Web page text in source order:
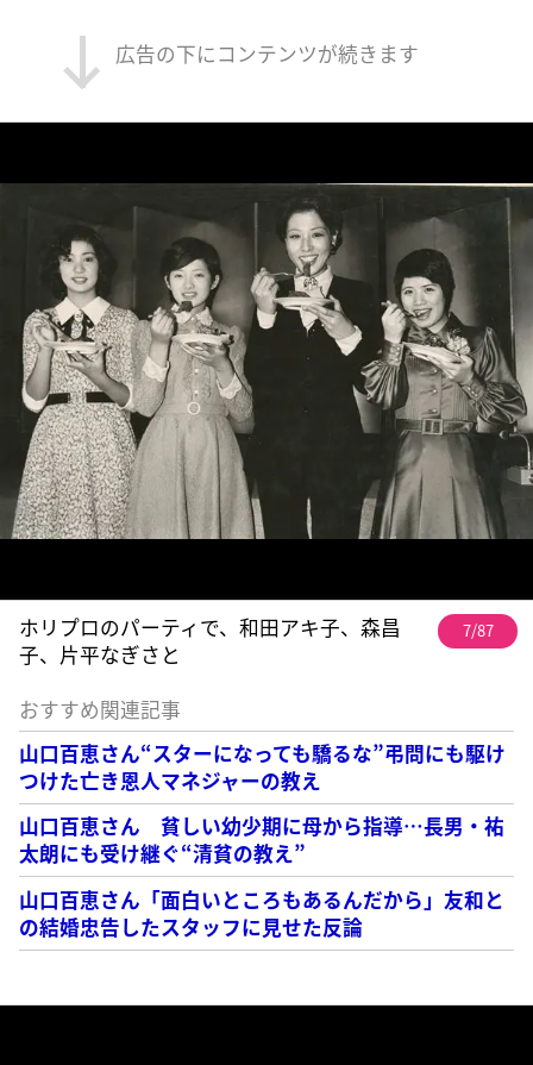
広告の下にコンテンツが続きます
ホリプロのパーティで、和田アキ子、森昌
子、片平なぎさと
7/87
おすすめ関連記事
山口百恵さん“スターになっても驕るな”弔問にも駆け
つけた亡き恩人マネジャーの教え
山口百恵さん 貧しい幼少期に母から指導…長男・祐
太朗にも受け継ぐ“清貧の教え”
山口百恵さん「面白いところもあるんだから」友和と
の結婚忠告したスタッフに見せた反論